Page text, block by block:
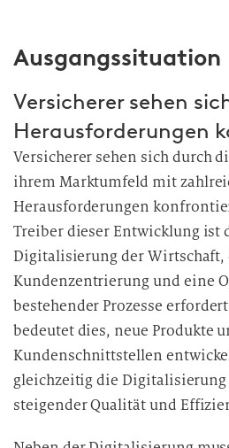
Ausgangssituation
Versicherer sehen
Herausforderungen
Versicherer sehen sich durch
ihrem Marktumfeld mit
Herausforderungen
Treiber dieser Entwicklung ist
Digitalisierung der Wirtschaft,
Kundenzentrierung und eine
bestehender Prozesse
bedeutet dies, neue Produkte
Kundenschnittstellen
gleichzeitig die Digitalisierung
steigender Qualität und